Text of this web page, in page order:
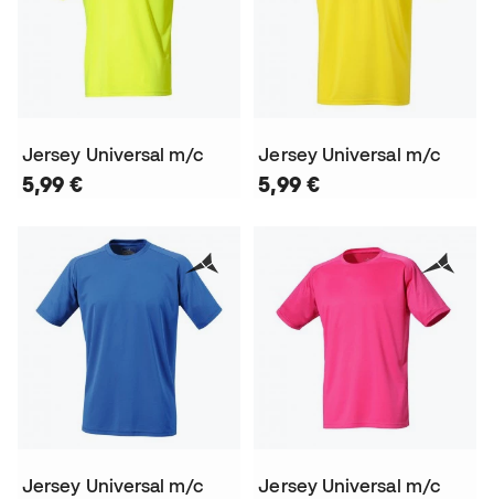
Jersey Universal m/c
5,99 €
Jersey Universal m/c
5,99 €
Jersey Universal m/c Jersey Universal m/c